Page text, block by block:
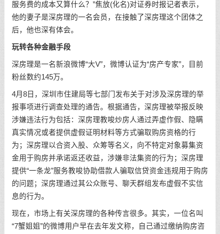
服务费的成本又算什么？”焦放(化名)对证券时报记者表示，
他的妻子是深房理的一名会员，在接触了深房理这个团体之
后，他也深有体会。
玩转各种金融手段
深房理是一名新浪微博“大V”，微博认证为“房产专家”，目前
粉丝数约145万。
4月8日，深圳市住建局等七部门发布关于对涉及深房理的举
报事项进行调查处理的通告。根据通告，深房理被举报反映
涉嫌违法行为包括：深房理教唆炒房人通过弄虚作假、隐瞒
真实情况或者提供虚假证明材料等方式骗取购房资格的行
为；深房理以合资入股、众筹等名义，向不特定对象募集资
金用于购房并承诺返还收益，涉嫌非法集资的行为；深房理
提供“一条龙”服务教唆协助借款人骗取信贷资金违规用于购房
的问题；深房理通过其公众账号、聊天群组发布虚假不实信
息的行为。
现在，市场上有关深房理的各种传言很多。其实，一位名叫
“7蟹姐姐”的微博用户早在去年发文称，自己通过缴纳购房咨